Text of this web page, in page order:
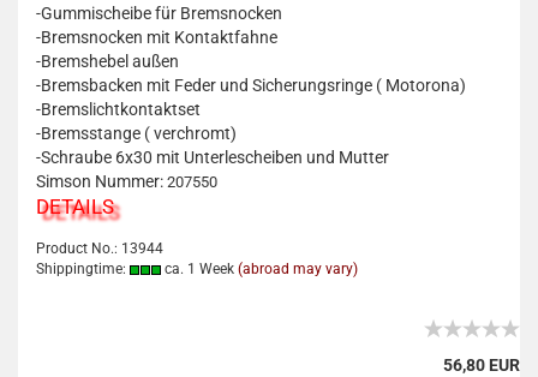
-Gummischeibe für Bremsnocken
-Bremsnocken mit Kontaktfahne
-Bremshebel außen
-Bremsbacken mit Feder und Sicherungsringe ( Motorona)
-Bremslichtkontaktset
-Bremsstange ( verchromt)
-Schraube 6x30 mit Unterlescheiben und Mutter
Simson Nummer: 207550
DETAILS
Product No.: 13944
Shippingtime:
ca. 1 Week (abroad may vary)
56,80 EUR